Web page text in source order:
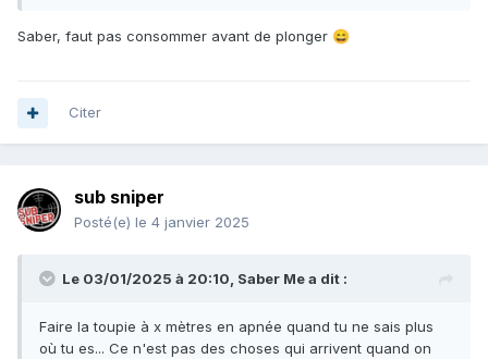
Saber, faut pas consommer avant de plonger 😄
Citer
sub sniper
Posté(e) le 4 janvier 2025
Le 03/01/2025 à 20:10, Saber Mea dit :
Faire la toupie à x mètres en apnée quand tu ne sais plus
où tu es... Ce n'est pas des choses qui arrivent quand on